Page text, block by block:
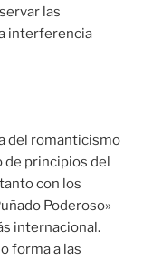
las
interferencia
del romanticismo
de principios del
con los
Poderoso»
internacional.
forma a las